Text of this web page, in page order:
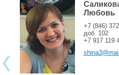
Любовь
+7 (846)
доб. 102
+7 917 119